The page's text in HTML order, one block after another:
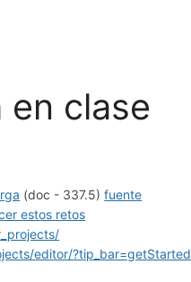
en clase
(doc - 337.5)fuente
estos retos
editor/?tip_bar=getStarted